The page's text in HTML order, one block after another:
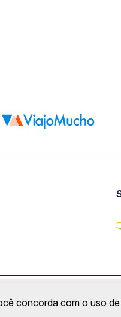
18.087.991/0001-
concorda com o uso